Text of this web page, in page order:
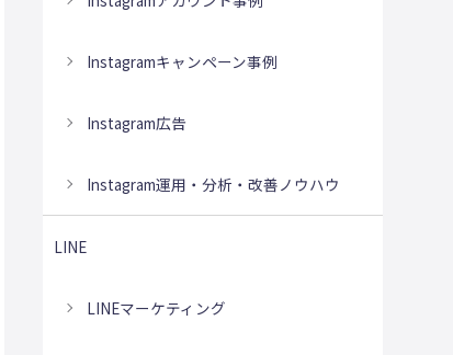
Instagramキャンペーン事例
Instagram広告
Instagram運用・分析・改善ノウハウ
LINE
LINEマーケティング